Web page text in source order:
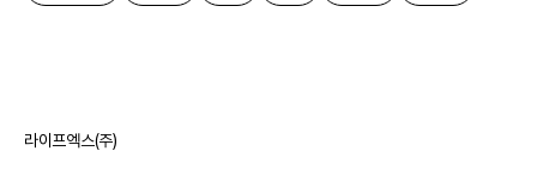
라이프엑스(주)